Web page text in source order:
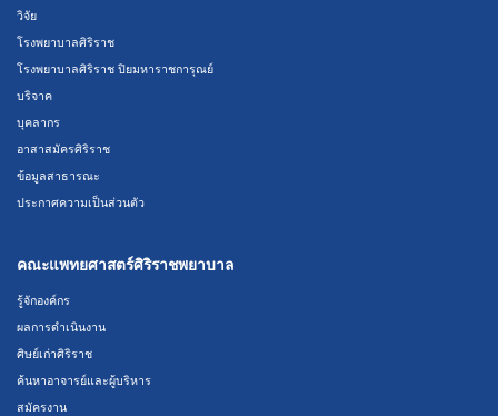
วิจัย
โรงพยาบาลศิริราช
โรงพยาบาลศิริราช ปิยมหาราชการุณย์
บริจาค
บุคลากร
อาสาสมัครศิริราช
ข้อมูลสาธารณะ
ประกาศความเป็นส่วนตัว
คณะแพทยศาสตร์ศิริราชพยาบาล
รู้จักองค์กร
ผลการดำเนินงาน
ศิษย์เก่าศิริราช
ค้นหาอาจารย์และผู้บริหาร
สมัครงาน